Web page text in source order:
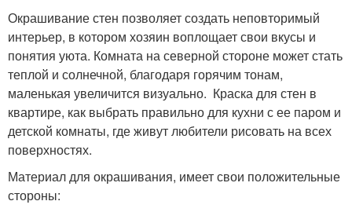
Окрашивание стен позволяет создать неповторимый
интерьер, в котором хозяин воплощает свои вкусы и
понятия уюта. Комната на северной стороне может стать
теплой и солнечной, благодаря горячим тонам,
маленькая увеличится визуально. Краска для стен в
квартире, как выбрать правильно для кухни с ее паром и
детской комнаты, где живут любители рисовать на всех
поверхностях.
Материал для окрашивания, имеет свои положительные
стороны: